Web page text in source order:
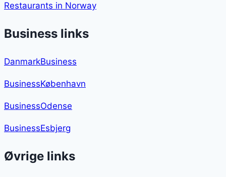
Restaurants in Norway
Business links
DanmarkBusiness
BusinessKøbenhavn
BusinessOdense
BusinessEsbjerg
Øvrige links